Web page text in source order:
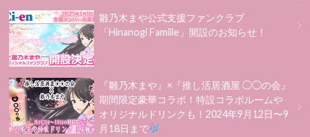
雛乃木まや公式支援ファンクラブ
「Hinanogi Famille」開設のお知らせ！
『雛乃木まや』×『推し活居酒屋 ◯◯の会』
期間限定豪華コラボ！特設コラボルームや
オリジナルドリンクも！2024年9月12日〜9
月18日まで